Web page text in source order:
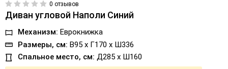
0 отзывов
Диван угловой Наполи Синий
Механизм: Еврокнижка
Размеры, см: В95 x Г170 x Ш336
Спальное место, см: Д285 x Ш160